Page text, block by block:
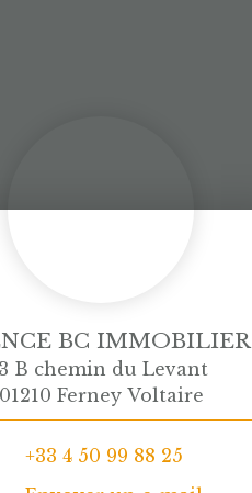
BC IMMOBILIER
B chemin du Levant
01210 Ferney Voltaire
+33 4 50 99 88 25